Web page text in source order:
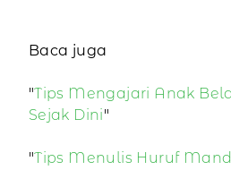
Baca juga
"Tips Mengajari Anak
Sejak Dini"
"Tips Menulis Huruf